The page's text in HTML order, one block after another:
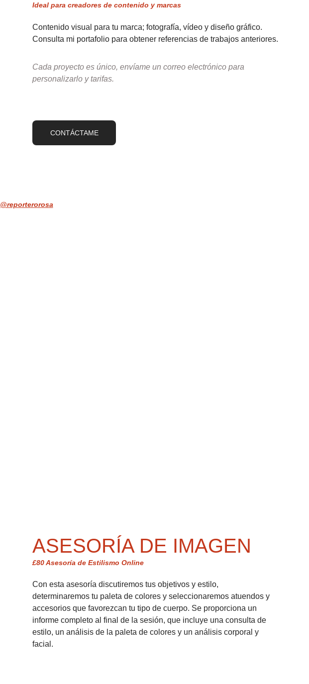
Contenido visual para tu marca; fotografía, vídeo y diseño gráfico.
Consulta mi portafolio para obtener referencias de trabajos anteriores.
Cada proyecto es único, envíame un correo electrónico para
personalizarlo y tarifas.
CONTÁCTAME
Ideal para creadores de contenido y marcas
@reporterorosa
ASESORÍA DE IMAGEN
Con esta asesoría discutiremos tus objetivos y estilo,
determinaremos tu paleta de colores y seleccionaremos atuendos y
accesorios que favorezcan tu tipo de cuerpo. Se proporciona un
informe completo al final de la sesión, que incluye una consulta de
estilo, un análisis de la paleta de colores y un análisis corporal y
facial.
£80 Asesoría de Estilismo Online